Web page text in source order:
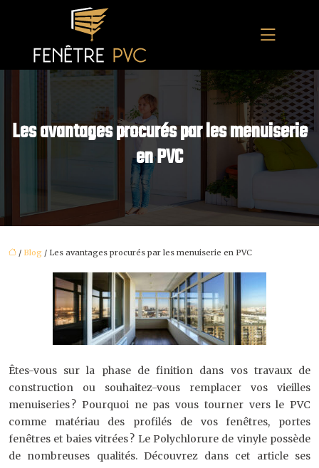
Les avantages procurés par les menuiserie
en PVC
/ Blog / Les avantages procurés par les menuiserie en PVC
Êtes-vous sur la phase de finition dans vos travaux de
construction ou souhaitez-vous remplacer vos vieilles
menuiseries ? Pourquoi ne pas vous tourner vers le PVC
comme matériau des profilés de vos fenêtres, portes
fenêtres et baies vitrées ? Le Polychlorure de vinyle possède
de nombreuses qualités. Découvrez dans cet article ses